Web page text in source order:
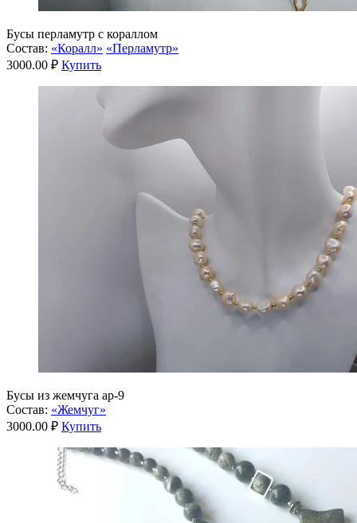
Бусы перламутр с кораллом
Состав: «Коралл» «Перламутр»
3000.00 ₽ Купить
Бусы из жемчуга ар-9
Состав: «Жемчуг»
3000.00 ₽ Купить